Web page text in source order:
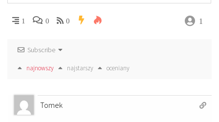
1 0 0 1
Subscribe
najnowszy najstarszy oceniany
Tomek